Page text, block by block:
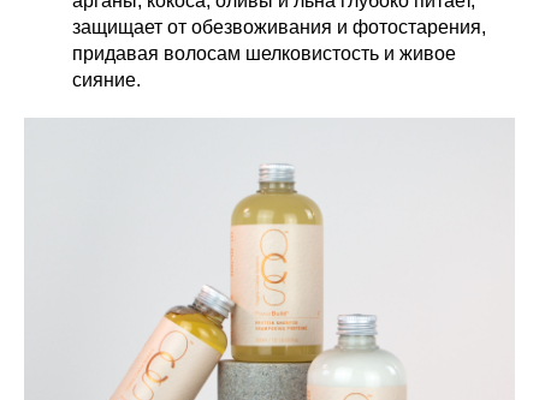
защищает от обезвоживания и фотостарения,
придавая волосам шелковистость и живое
сияние.